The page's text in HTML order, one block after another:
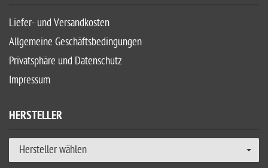
Liefer- und Versandkosten
Allgemeine Geschäftsbedingungen
Privatsphäre und Datenschutz
Impressum
HERSTELLER
Hersteller wählen